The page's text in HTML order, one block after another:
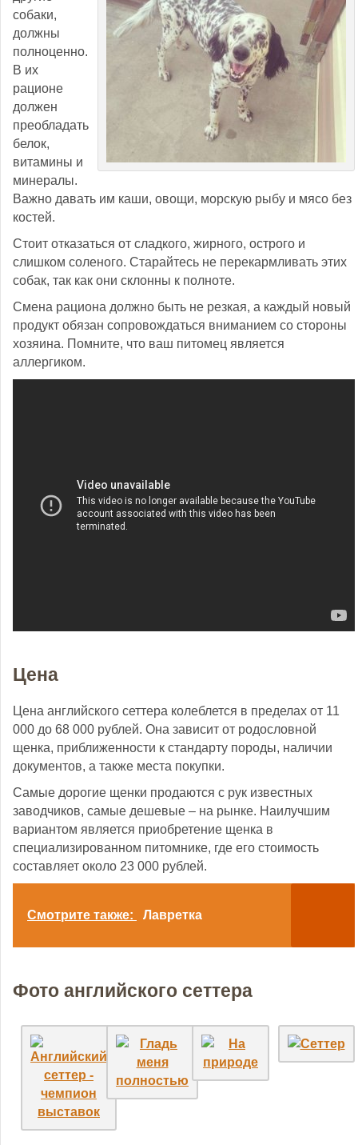
собаки,
должны
полноценно.
В их
рационе
должен
преобладать
белок,
витамины и
минералы.
Важно давать им каши, овощи, морскую рыбу и мясо без
костей.
Стоит отказаться от сладкого, жирного, острого и
слишком соленого. Старайтесь не перекармливать этих
собак, так как они склонны к полноте.
Смена рациона должно быть не резкая, а каждый новый
продукт обязан сопровождаться вниманием со стороны
хозяина. Помните, что ваш питомец является
аллергиком.
Цена
Цена английского сеттера колеблется в пределах от 11
000 до 68 000 рублей. Она зависит от родословной
щенка, приближенности к стандарту породы, наличии
документов, а также места покупки.
Самые дорогие щенки продаются с рук известных
заводчиков, самые дешевые – на рынке. Наилучшим
вариантом является приобретение щенка в
специализированном питомнике, где его стоимость
составляет около 23 000 рублей.
Смотрите также: Лавретка
Фото английского сеттера